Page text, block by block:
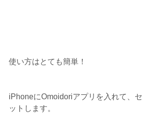
使い方はとても簡単！
iPhoneにOmoidoriアプリを入れて、セ
ットします。